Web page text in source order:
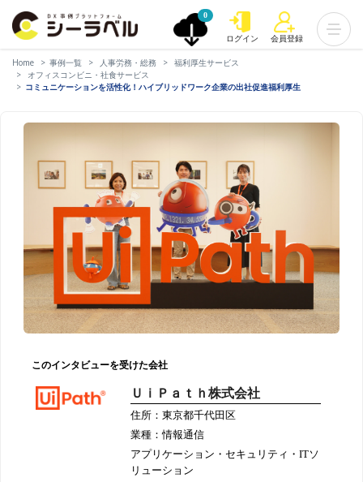
0
ログイン 会員登録
Home 事例一覧 人事労務・総務
福利厚生サービス
オフィスコンビニ・社食サービス
コミュニケーションを活性化！ハイブリッドワーク企業の出社促進福利厚生
このインタビューを受けた会社
ＵｉＰａｔｈ株式会社
住所：東京都千代田区
業種：情報通信
アプリケーション・セキュリティ・ITソ
リューション